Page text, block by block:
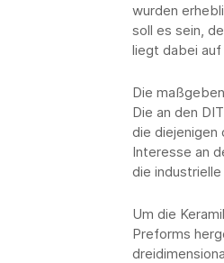
wurden
soll es sein,
liegt dabei auf
Die
Die an den
die diejenigen
Interesse an
die
Um die
Preforms